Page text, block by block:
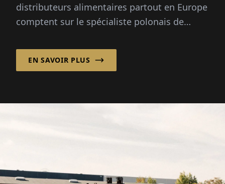
distributeurs alimentaires partout en Europe
comptent sur le spécialiste polonais de
fruits surgelés de haute qualité...
EN SAVOIR PLUS